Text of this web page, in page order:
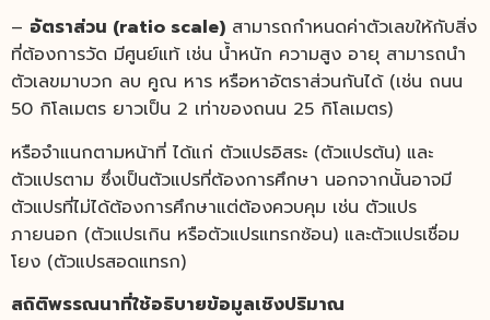
– อัตราส่วน (ratio scale) สามารถกำหนดค่าตัวเลขให้กับสิ่ง
ที่ต้องการวัด มีศูนย์แท้ เช่น น้ำหนัก ความสูง อายุ สามารถนำ
ตัวเลขมาบวก ลบ คูณ หาร หรือหาอัตราส่วนกันได้ (เช่น ถนน
50 กิโลเมตร ยาวเป็น 2 เท่าของถนน 25 กิโลเมตร)
หรือจำแนกตามหน้าที่ ได้แก่ ตัวแปรอิสระ (ตัวแปรต้น) และ
ตัวแปรตาม ซึ่งเป็นตัวแปรที่ต้องการศึกษา นอกจากนั้นอาจมี
ตัวแปรที่ไม่ได้ต้องการศึกษาแต่ต้องควบคุม เช่น ตัวแปร
ภายนอก (ตัวแปรเกิน หรือตัวแปรแทรกซ้อน) และตัวแปรเชื่อม
โยง (ตัวแปรสอดแทรก)
สถิติพรรณนาที่ใช้อธิบายข้อมูลเชิงปริมาณ